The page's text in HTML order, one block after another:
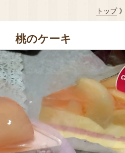
トップ》
桃のケーキ